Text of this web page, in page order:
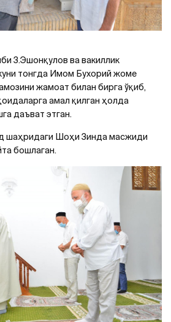
З.Эшонқулов ва вакиллик
тонгда Имом Бухорий жоме
жамоат билан бирга ўқиб,
амал қилган ҳолда
даъват этган.
шаҳридаги Шоҳи Зинда масжиди
бошлаган.